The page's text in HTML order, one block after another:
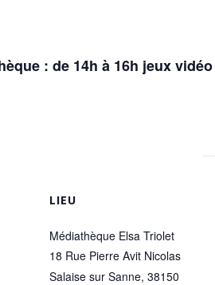
: de 14h à 16h jeux
LIEU
Médiathèque Elsa Triolet
18 Rue Pierre Avit Nicolas
Salaise sur Sanne, 38150